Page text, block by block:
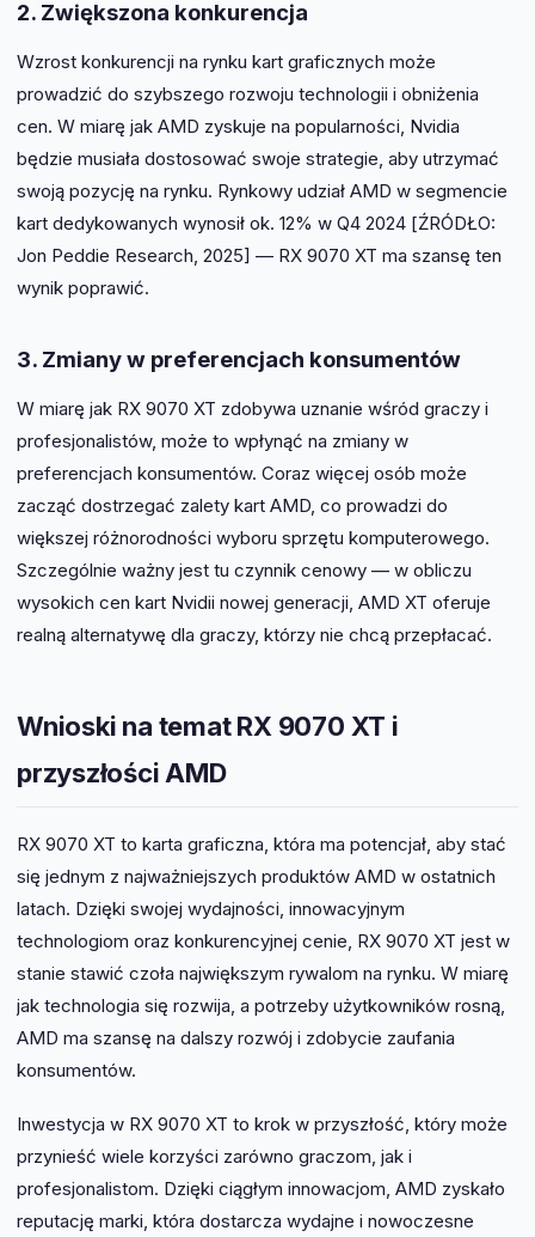
2. Zwiększona konkurencja
Wzrost konkurencji na rynku kart graficznych może
prowadzić do szybszego rozwoju technologii i obniżenia
cen. W miarę jak AMD zyskuje na popularności, Nvidia
będzie musiała dostosować swoje strategie, aby utrzymać
swoją pozycję na rynku. Rynkowy udział AMD w segmencie
kart dedykowanych wynosił ok. 12% w Q4 2024 [ŹRÓDŁO:
Jon Peddie Research, 2025] — RX 9070 XT ma szansę ten
wynik poprawić.
3. Zmiany w preferencjach konsumentów
W miarę jak RX 9070 XT zdobywa uznanie wśród graczy i
profesjonalistów, może to wpłynąć na zmiany w
preferencjach konsumentów. Coraz więcej osób może
zacząć dostrzegać zalety kart AMD, co prowadzi do
większej różnorodności wyboru sprzętu komputerowego.
Szczególnie ważny jest tu czynnik cenowy — w obliczu
wysokich cen kart Nvidii nowej generacji, AMD XT oferuje
realną alternatywę dla graczy, którzy nie chcą przepłacać.
Wnioski na temat RX 9070 XT i
przyszłości AMD
RX 9070 XT to karta graficzna, która ma potencjał, aby stać
się jednym z najważniejszych produktów AMD w ostatnich
latach. Dzięki swojej wydajności, innowacyjnym
technologiom oraz konkurencyjnej cenie, RX 9070 XT jest w
stanie stawić czoła największym rywalom na rynku. W miarę
jak technologia się rozwija, a potrzeby użytkowników rosną,
AMD ma szansę na dalszy rozwój i zdobycie zaufania
konsumentów.
Inwestycja w RX 9070 XT to krok w przyszłość, który może
przynieść wiele korzyści zarówno graczom, jak i
profesjonalistom. Dzięki ciągłym innowacjom, AMD zyskało
reputację marki, która dostarcza wydajne i nowoczesne